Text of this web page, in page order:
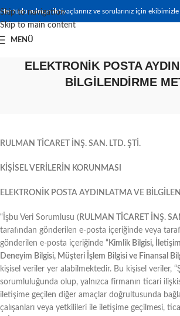
Skip to navigation
Skip to main content
Her türlü rulman ihtiyaçlarınız ve sorularınız için
MENÜ
ELEKTRONİK POSTA
BİLGİLENDİRME
RULMAN TİCARET İNŞ. SAN. LTD. ŞTİ.
KİŞİSEL VERİLERİN KORUNMASI
ELEKTRONİK POSTA AYDINLATMA VE
“İşbu Veri Sorumlusu ( RULMAN TİCARET İNŞ.
tarafından gönderilen e-posta içeriğinde veya
gönderilen e-posta içeriğinde “ Kimlik Bilgisi,
Deneyim Bilgisi, Müşteri İşlem Bilgisi ve Finansal
kişisel veriler yer alabilmektedir. Bu kişisel veriler,
sorumluluğunda olup, yalnızca firmanın ticari
iletişime geçilen diğer amaçlar doğrultusunda
çalışanları veya yetkilileri ile iletişime geçilmesi,